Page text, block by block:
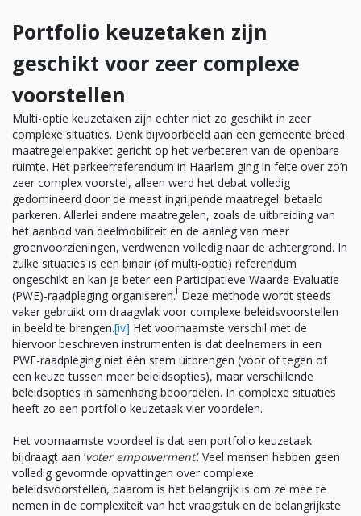
Portfolio keuzetaken zijn
geschikt voor zeer complexe
voorstellen
Multi-optie keuzetaken zijn echter niet zo geschikt in zeer
complexe situaties. Denk bijvoorbeeld aan een gemeente breed
maatregelenpakket gericht op het verbeteren van de openbare
ruimte. Het parkeerreferendum in Haarlem ging in feite over zo’n
zeer complex voorstel, alleen werd het debat volledig
gedomineerd door de meest ingrijpende maatregel: betaald
parkeren. Allerlei andere maatregelen, zoals de uitbreiding van
het aanbod van deelmobiliteit en de aanleg van meer
groenvoorzieningen, verdwenen volledig naar de achtergrond. In
zulke situaties is een binair (of multi-optie) referendum
ongeschikt en kan je beter een Participatieve Waarde Evaluatie
(PWE)-raadpleging organiseren.i Deze methode wordt steeds
vaker gebruikt om draagvlak voor complexe beleidsvoorstellen
in beeld te brengen.[iv] Het voornaamste verschil met de
hiervoor beschreven instrumenten is dat deelnemers in een
PWE-raadpleging niet één stem uitbrengen (voor of tegen of
een keuze tussen meer beleidsopties), maar verschillende
beleidsopties in samenhang beoordelen. In complexe situaties
heeft zo een portfolio keuzetaak vier voordelen.
Het voornaamste voordeel is dat een portfolio keuzetaak
bijdraagt aan ‘voter empowerment’. Veel mensen hebben geen
volledig gevormde opvattingen over complexe
beleidsvoorstellen, daarom is het belangrijk is om ze mee te
nemen in de complexiteit van het vraagstuk en de belangrijkste